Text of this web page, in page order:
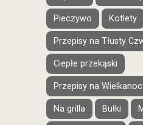
Pieczywo Kotlety
Przepisy na Tłusty
Ciepłe przekąski
Przepisy na Wielkanoc
Na grilla Bułki